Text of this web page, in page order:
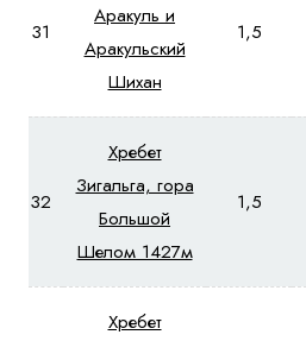
31
Аракуль и
Аракульский
Шихан
1,5
32
Хребет
Зигальга, гора
Большой
Шелом 1427м
1,5
Хребет